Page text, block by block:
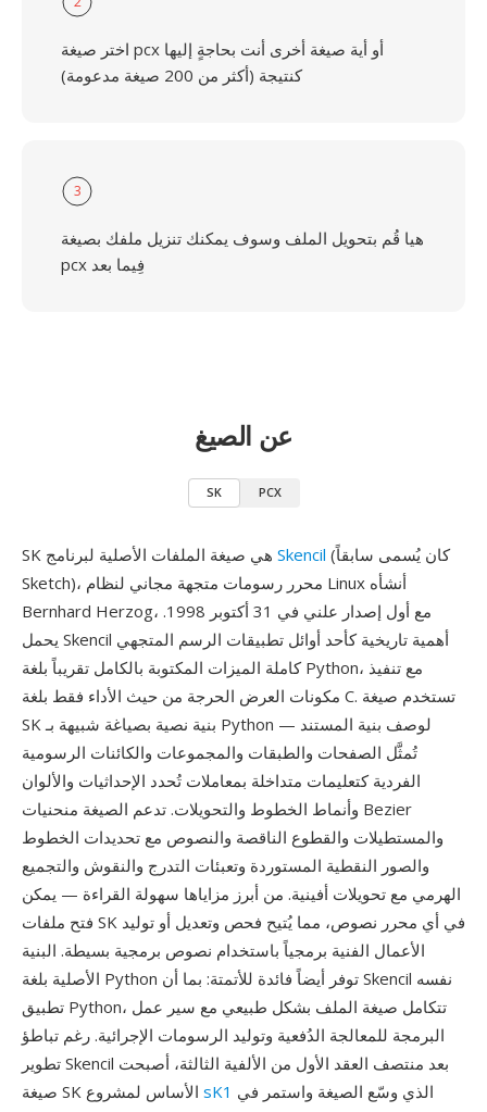
اختر صيغة pcx أو أية صيغة أخرى أنت بحاجةٍ إليها
كنتيجة (أكثر من 200 صيغة مدعومة)
3
هيا قُم بتحويل الملف وسوف يمكنك تنزيل ملفك بصيغة
pcx فِيما بعد
عن الصيغ
SK PCX
Skencil (كان يُسمى سابقاً
Sketch)، محرر رسومات متجهة مجاني لنظام Linux أنشأه
Bernhard Herzog، مع أول إصدار علني في 31 أكتوبر 1998.
يحمل Skencil أهمية تاريخية كأحد أوائل تطبيقات الرسم المتجهي
كاملة الميزات المكتوبة بالكامل تقريباً بلغة Python، مع تنفيذ
مكونات العرض الحرجة من حيث الأداء فقط بلغة C. تستخدم صيغة
SK بنية نصية بصياغة شبيهة بـ Python لوصف بنية المستند —
تُمثَّل الصفحات والطبقات والمجموعات والكائنات الرسومية
الفردية كتعليمات متداخلة بمعاملات تُحدد الإحداثيات والألوان
وأنماط الخطوط والتحويلات. تدعم الصيغة منحنيات Bezier
والمستطيلات والقطوع الناقصة والنصوص مع تحديدات الخطوط
والصور النقطية المستوردة وتعبئات التدرج والنقوش والتجميع
الهرمي مع تحويلات أفينية. من أبرز مزاياها سهولة القراءة — يمكن
فتح ملفات SK في أي محرر نصوص، مما يُتيح فحص وتعديل أو توليد
الأعمال الفنية برمجياً باستخدام نصوص برمجية بسيطة. البنية
الأصلية بلغة Python توفر أيضاً فائدة للأتمتة: بما أن Skencil نفسه
تطبيق Python، تتكامل صيغة الملف بشكل طبيعي مع سير عمل
البرمجة للمعالجة الدُفعية وتوليد الرسومات الإجرائية. رغم تباطؤ
تطوير Skencil بعد منتصف العقد الأول من الألفية الثالثة، أصبحت
sK1